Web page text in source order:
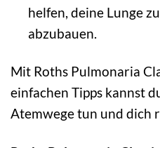
helfen, deine Lunge
abzubauen.
Mit Roths Pulmonaria
einfachen Tipps kannst
Atemwege tun und dich